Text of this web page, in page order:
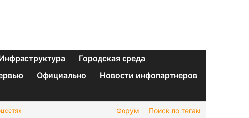
Инфраструктура
Городская среда
Официально
Новости инфопартнеров
Форум Поиск по тегам